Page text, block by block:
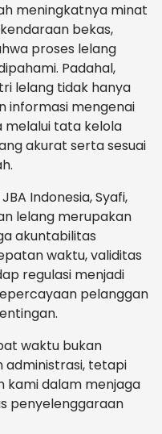
meningkatnya minat
bekas,
proses lelang
Padahal,
lelang tidak hanya
informasi mengenai
melalui tata kelola
akurat serta sesuai
Indonesia, Syafi,
lelang merupakan
akuntabilitas
waktu, validitas
regulasi menjadi
pelanggan
waktu bukan
administrasi, tetapi
kami dalam menjaga
penyelenggaraan